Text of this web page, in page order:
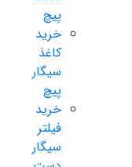
پیچ
خرید
کاغذ
سیگار
پیچ
خرید
فیلتر
سیگار